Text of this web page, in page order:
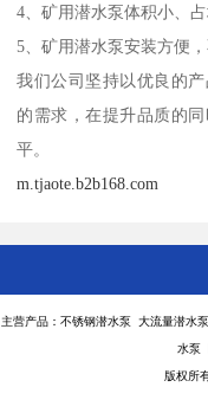
4、矿用潜水泵体积小、占
5、矿用潜水泵安装方便
我们公司坚持以优良的
的需求，在提升品质的
平。
m.tjaote.b2b168.com
主营产品：不锈钢潜水泵 大流量潜
水泵
版权所